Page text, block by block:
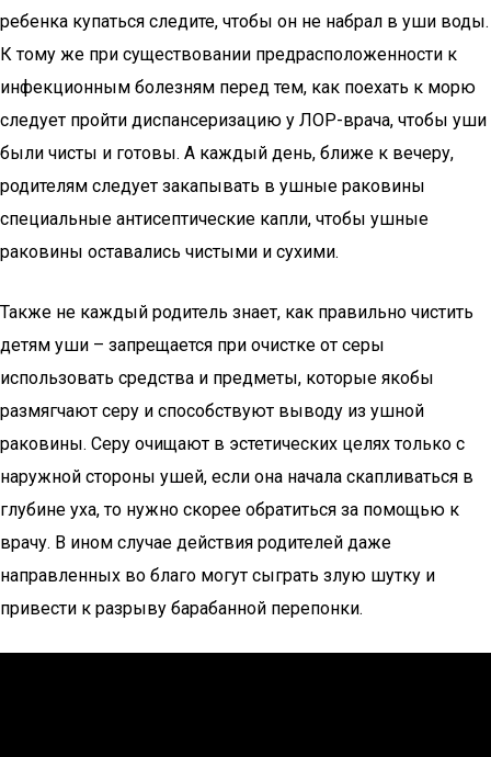
ребенка купаться следите, чтобы он не набрал в уши воды.
К тому же при существовании предрасположенности к
инфекционным болезням перед тем, как поехать к морю
следует пройти диспансеризацию у ЛОР-врача, чтобы уши
были чисты и готовы. А каждый день, ближе к вечеру,
родителям следует закапывать в ушные раковины
специальные антисептические капли, чтобы ушные
раковины оставались чистыми и сухими.
Также не каждый родитель знает, как правильно чистить
детям уши – запрещается при очистке от серы
использовать средства и предметы, которые якобы
размягчают серу и способствуют выводу из ушной
раковины. Серу очищают в эстетических целях только с
наружной стороны ушей, если она начала скапливаться в
глубине уха, то нужно скорее обратиться за помощью к
врачу. В ином случае действия родителей даже
направленных во благо могут сыграть злую шутку и
привести к разрыву барабанной перепонки.